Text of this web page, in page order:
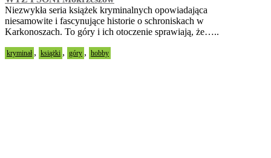
Niezwykła seria książek kryminalnych opowiadająca
niesamowite i fascynujące historie o schroniskach w
Karkonoszach. To góry i ich otoczenie sprawiają, że…..
kryminał , książki , góry , hobby